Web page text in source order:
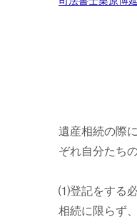
遺産相続の際
ぞれ自分たち
⑴登記をする
相続に限らず